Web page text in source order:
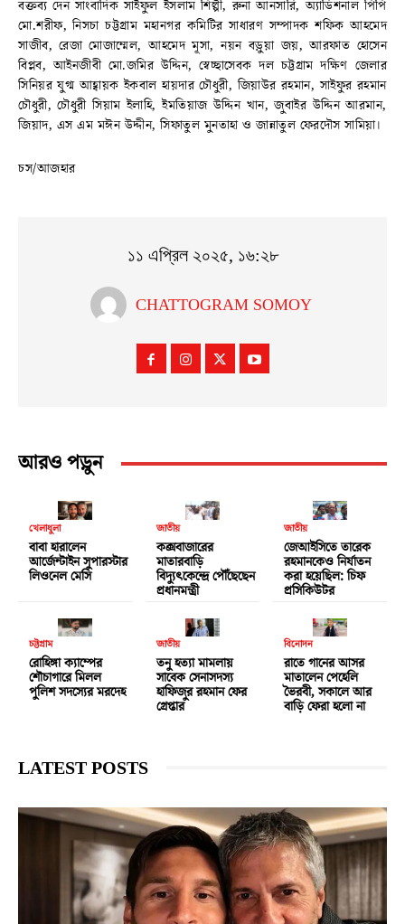
বক্তব্য দেন সাংবাদিক সাইফুল ইসলাম শিল্পী, রুনা আনসারি, অ্যাডিশনাল পিপি
মো.শরীফ, নিসচা চট্টগ্রাম মহানগর কমিটির সাধারণ সম্পাদক শফিক আহমেদ
সাজীব, রেজা মোজাম্মেল, আহমেদ মূসা, নয়ন বড়ুয়া জয়, আরফাত হোসেন
বিপ্লব, আইনজীবী মো.জমির উদ্দিন, স্বেচ্ছাসেবক দল চট্টগ্রাম দক্ষিণ জেলার
সিনিয়র যুগ্ম আহ্বায়ক ইকবাল হায়দার চৌধুরী, জিয়াউর রহমান, সাইফুর রহমান
চৌধুরী, চৌধুরী সিয়াম ইলাহি, ইমতিয়াজ উদ্দিন খান, জুবাইর উদ্দিন আরমান,
জিয়াদ, এস এম মঈন উদ্দীন, সিফাতুল মুনতাহা ও জান্নাতুল ফেরদৌস সামিয়া।
চস/আজহার
১১ এপ্রিল ২০২৫, ১৬:২৮
CHATTOGRAM SOMOY
আরও পড়ুন
খেলাধুলা
বাবা হারালেন
আর্জেন্টাইন সুপারস্টার
লিওনেল মেসি
জাতীয়
কক্সবাজারের
মাতারবাড়ি
বিদ্যুৎকেন্দ্রে পৌঁছেছেন
প্রধানমন্ত্রী
জাতীয়
জেআইসিতে তারেক
রহমানকেও নির্যাতন
করা হয়েছিল: চিফ
প্রসিকিউটর
চট্টগ্রাম
রোহিঙ্গা ক্যাম্পের
শৌচাগারে মিলল
পুলিশ সদস্যের মরদেহ
জাতীয়
তনু হত্যা মামলায়
সাবেক সেনাসদস্য
হাফিজুর রহমান ফের
গ্রেপ্তার
বিনোদন
রাতে গানের আসর
মাতালেন পেহেলি
ভৈরবী, সকালে আর
বাড়ি ফেরা হলো না
LATEST POSTS